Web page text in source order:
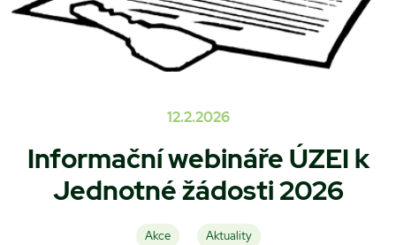
12.2.2026
Informační webináře ÚZEI k
Jednotné žádosti 2026
Akce Aktuality